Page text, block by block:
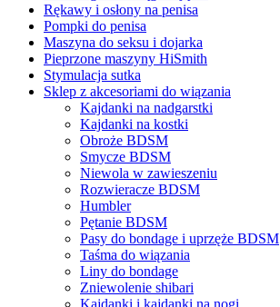
Rękawy i osłony na penisa
Pompki do penisa
Maszyna do seksu i dojarka
Pieprzone maszyny HiSmith
Stymulacja sutka
Sklep z akcesoriami do wiązania
Kajdanki na nadgarstki
Kajdanki na kostki
Obroże BDSM
Smycze BDSM
Niewola w zawieszeniu
Rozwieracze BDSM
Humbler
Pętanie BDSM
Pasy do bondage i uprzęże BDSM
Taśma do wiązania
Liny do bondage
Zniewolenie shibari